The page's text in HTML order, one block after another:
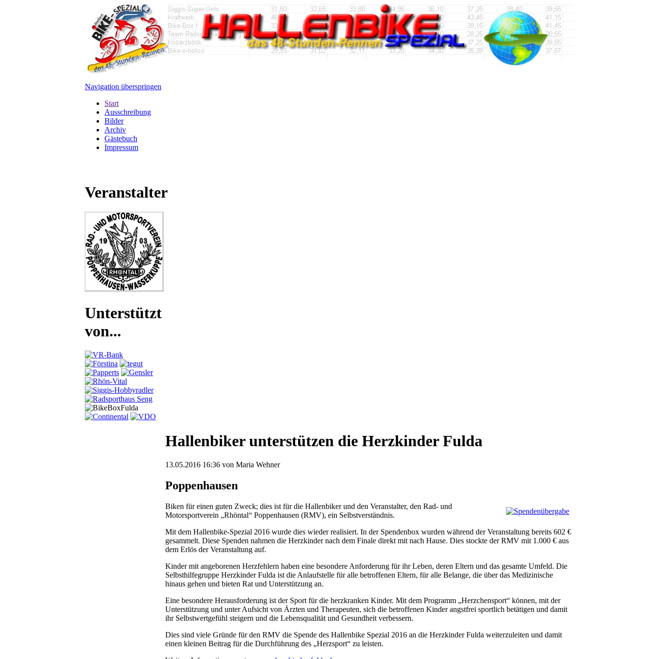
Navigation überspringen
Start
Ausschreibung
Bilder
Archiv
Gästebuch
Impressum
Veranstalter
Unterstützt
von...
Hallenbiker unterstützen die Herzkinder Fulda
13.05.2016 16:36 von Maria Wehner
Poppenhausen
Biken für einen guten Zweck; dies ist für die Hallenbiker und den Veranstalter, den Rad- und
Motorsportverein „Rhöntal“ Poppenhausen (RMV), ein Selbstverständnis.
Mit dem Hallenbike-Spezial 2016 wurde dies wieder realisiert. In der Spendenbox wurden während der Veranstaltung bereits 602 €
gesammelt. Diese Spenden nahmen die Herzkinder nach dem Finale direkt mit nach Hause. Dies stockte der RMV mit 1.000 € aus
dem Erlös der Veranstaltung auf.
Kinder mit angeborenen Herzfehlern haben eine besondere Anforderung für ihr Leben, deren Eltern und das gesamte Umfeld. Die
Selbsthilfegruppe Herzkinder Fulda ist die Anlaufstelle für alle betroffenen Eltern, für alle Belange, die über das Medizinische
hinaus gehen und bieten Rat und Unterstützung an.
Eine besondere Herausforderung ist der Sport für die herzkranken Kinder. Mit dem Programm „Herzchensport“ können, mit der
Unterstützung und unter Aufsicht von Ärzten und Therapeuten, sich die betroffenen Kinder angstfrei sportlich betätigen und damit
ihr Selbstwertgefühl steigern und die Lebensqualität und Gesundheit verbessern.
Dies sind viele Gründe für den RMV die Spende des Hallenbike Spezial 2016 an die Herzkinder Fulda weiterzuleiten und damit
einen kleinen Beitrag für die Durchführung des „Herzsport“ zu leisten.